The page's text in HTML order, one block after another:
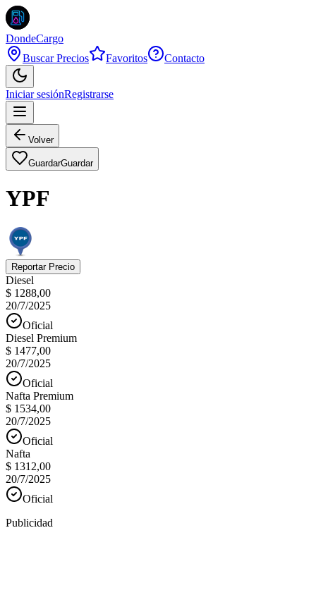
DondeCargo
Buscar Precios
Favoritos Contacto
Iniciar sesiónRegistrarse
Volver
GuardarGuardar
YPF
Reportar Precio
Diesel
$ 1288,00
20/7/2025
Oficial
Diesel Premium
$ 1477,00
20/7/2025
Oficial
Nafta Premium
$ 1534,00
20/7/2025
Oficial
Nafta
$ 1312,00
20/7/2025
Oficial
Publicidad